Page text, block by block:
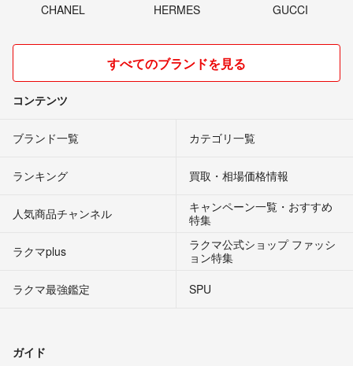
CHANEL HERMES GUCCI
すべてのブランドを見る
コンテンツ
ブランド一覧 カテゴリ一覧
ランキング 買取・相場価格情報
人気商品チャンネル
キャンペーン一覧・おすすめ
特集
ラクマplus
ラクマ公式ショップ ファッシ
ョン特集
ラクマ最強鑑定
SPU
ガイド